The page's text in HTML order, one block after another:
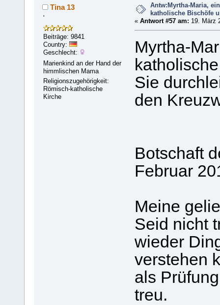
Tina 13
'
Beiträge: 9841
Country:
Geschlecht:
Marienkind an der Hand der
himmlischen Mama
Religionszugehörigkeit:
Römisch-katholische
Kirche
Antw:Myrtha-Maria,
katholische Bischöfe
« Antwort #57 am: 19. März
Myrtha-
Sie
den
Botschaft
Februar
Meine
Seid nicht
wieder
verstehen
als
treu.